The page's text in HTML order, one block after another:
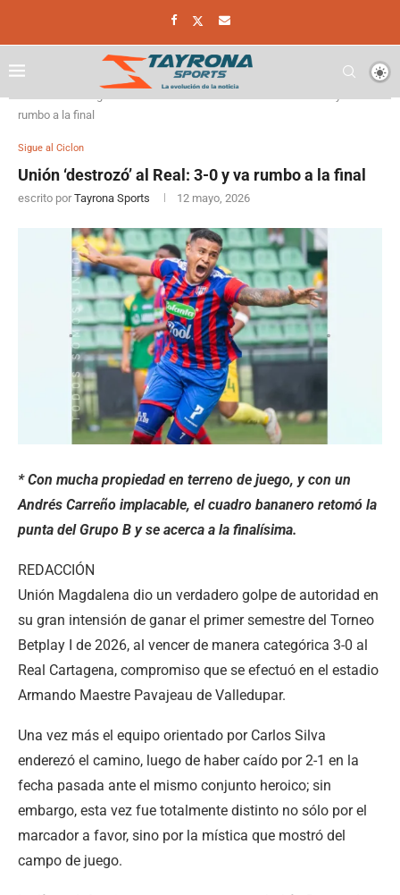
rumbo a la final
Sigue al Ciclon
Unión ‘destrozó’ al Real: 3-0 y va rumbo a la final
escrito por Tayrona Sports 12 mayo, 2026
* Con mucha propiedad en terreno de juego, y con un
Andrés Carreño implacable, el cuadro bananero retomó la
punta del Grupo B y se acerca a la finalísima.
REDACCIÓN
Unión Magdalena dio un verdadero golpe de autoridad en
su gran intensión de ganar el primer semestre del Torneo
Betplay I de 2026, al vencer de manera categórica 3-0 al
Real Cartagena, compromiso que se efectuó en el estadio
Armando Maestre Pavajeau de Valledupar.
Una vez más el equipo orientado por Carlos Silva
enderezó el camino, luego de haber caído por 2-1 en la
fecha pasada ante el mismo conjunto heroico; sin
embargo, esta vez fue totalmente distinto no sólo por el
marcador a favor, sino por la mística que mostró del
campo de juego.